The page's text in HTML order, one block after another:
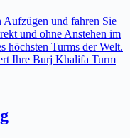
Aufzügen und fahren Sie
und ohne Anstehen im
höchsten Turms der Welt.
Ihre Burj Khalifa Turm